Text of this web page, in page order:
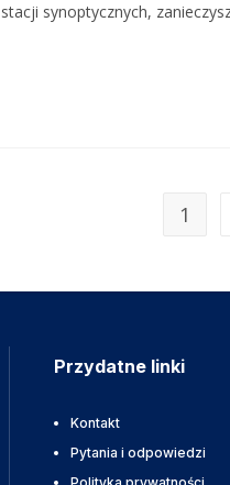
synoptycznych,
1
Przydatne linki
Kontakt
Pytania i odpowiedzi